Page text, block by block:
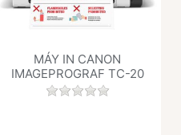
MÁY IN CANON
IMAGEPROGRAF TC-20
Chưa có đánh giá